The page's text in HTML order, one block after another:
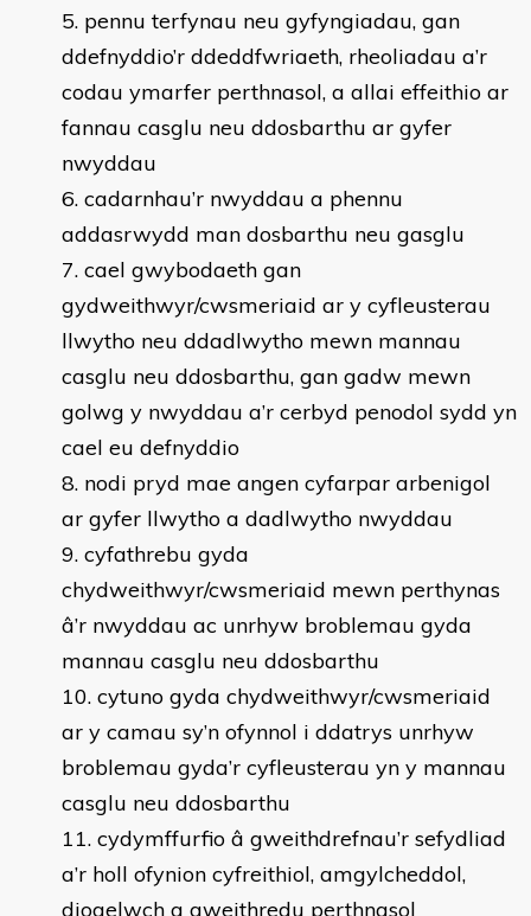
pennu terfynau neu gyfyngiadau, gan
ddefnyddio’r ddeddfwriaeth, rheoliadau a’r
codau ymarfer perthnasol, a allai effeithio ar
fannau casglu neu ddosbarthu ar gyfer
nwyddau
cadarnhau’r nwyddau a phennu
addasrwydd man dosbarthu neu gasglu
cael gwybodaeth gan
gydweithwyr/cwsmeriaid ar y cyfleusterau
llwytho neu ddadlwytho mewn mannau
casglu neu ddosbarthu, gan gadw mewn
golwg y nwyddau a’r cerbyd penodol sydd yn
cael eu defnyddio
nodi pryd mae angen cyfarpar arbenigol
ar gyfer llwytho a dadlwytho nwyddau
cyfathrebu gyda
chydweithwyr/cwsmeriaid mewn perthynas
â’r nwyddau ac unrhyw broblemau gyda
mannau casglu neu ddosbarthu
cytuno gyda chydweithwyr/cwsmeriaid
ar y camau sy’n ofynnol i ddatrys unrhyw
broblemau gyda’r cyfleusterau yn y mannau
casglu neu ddosbarthu
cydymffurfio â gweithdrefnau’r sefydliad
a’r holl ofynion cyfreithiol, amgylcheddol,
diogelwch a gweithredu perthnasol